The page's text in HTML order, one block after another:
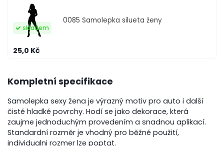
0085 Samolepka silueta ženy
skladem
25,0 Kč
Kompletní specifikace
Samolepka sexy žena je výrazný motiv pro auto i další
čisté hladké povrchy. Hodí se jako dekorace, která
zaujme jednoduchým provedením a snadnou aplikací.
Standardní rozměr je vhodný pro běžné použití,
individualni rozmer lze poptat.